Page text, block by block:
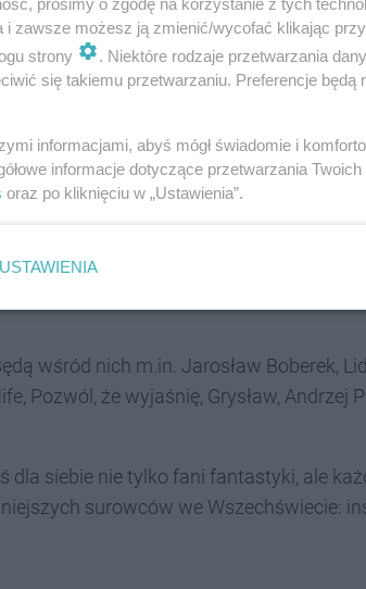
wioska, a podczas imprezy będzie
roboty oraz pograć w gry planszowe,
jest wyjątkowo szeroka: od
aktorów dubbingowych, aż po
- dla fanów i nie tylko - będzie ciekawy
czyli trzecia siła Gwiezdnych Wojen"
wśród nich m.in. Jarosław Boberek,
Pozwól, że wyjaśnię, Grysław, Andrzej
siebie nie tylko fani fantastyki, ale
surowców we Wszechświecie:
prosimy o zgodę na korzystanie z tych
i zawsze możesz ją zmienić/wycofać klikając
strony
. Niektóre rodzaje przetwarzania
się takiemu przetwarzaniu. Preferencje będą
informacjami, abyś mógł świadomie i
informacje dotyczące przetwarzania
oraz po kliknięciu w „Ustawienia”.
USTAWIENIA